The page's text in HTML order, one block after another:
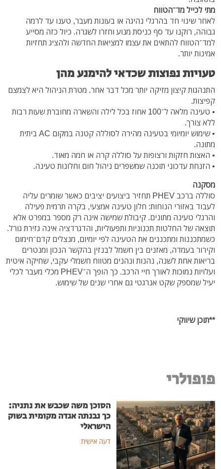
מתי לכייל מד־הטווח
לאחר שינוי חד בהרגלי נהיגה או בעונות מעבר, טענו עד לרמה
גבוהה, רוקנו עד סף כניסת מנוע וחזרו לשגרה. כיול כזה מסייע
למד־הטווח להתאים את עצמו למציאות החדשה ולהציג תחזיות
אמינות יותר.
טעויות נפוצות שכדאי להימנע מהן
התנהגות קיצון מזיקה יותר מכל דבר אחר. מטרת הניהול היא לצמצם
קפיצות.
• טעינה מלאה ל־100 אחוז בכל לילה והשארה מחוברת שעות רבות
ללא צורך.
• שימוש יומיומי בטעינה מהירה לסוללה קטנה במקום AC ביתית
מתונה.
• האצות חזקות ורצופות על סוללה קרה או חמה מאוד.
• הזנחת עדכוני תוכנה שמשפרים ניהול חום וחלונות טעינה.
מסקנה
סוללה ברכב PHEV תחזיר ביצועים יציבים כאשר שומרים עליה
לעבוד באזורי הנוחות: חלון טעינה אמצעי, בקרה תרמית פעילה
והרגלי טעינה מתונים. קיבולת שמישה אינה רק מספר במפרט אלא
תוצאה של החלטות תכנוניות ותפעוליות, והדגרדציה אינה גזירת גורל.
כשמתכננות ומתכננים את הטעינה לפי יומיום, מנצלים קדם־חימום
וקירור בעמדה, מאזנים בין חשמל לבנזין בהקשר הנכון ומנטרים
בריאות אחת לשנה, נהנות ונהנים מטווח חשמלי עקבי, שחיקה איטית
ועלויות נמוכות לאורך חיי הרכב. כך הופך ה־PHEV מכלי מעבר לכלי
יעיל שמספק שקט אנרגטי גם אחרי שנים של שימוש.
**תוכן שיווקי
פופולרי
הסוכן משה שכבש את נתניה:
כך נבנתה אגדה מקומית בשוק
הישראלי
דעה אישית